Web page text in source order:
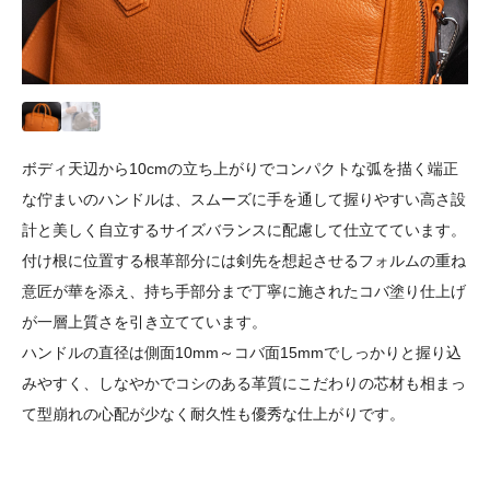
ボディ天辺から10cmの立ち上がりでコンパクトな弧を描く端正
な佇まいのハンドルは、スムーズに手を通して握りやすい高さ設
計と美しく自立するサイズバランスに配慮して仕立てています。
付け根に位置する根革部分には剣先を想起させるフォルムの重ね
意匠が華を添え、持ち手部分まで丁寧に施されたコバ塗り仕上げ
が一層上質さを引き立てています。
ハンドルの直径は側面10mm～コバ面15mmでしっかりと握り込
みやすく、しなやかでコシのある革質にこだわりの芯材も相まっ
て型崩れの心配が少なく耐久性も優秀な仕上がりです。